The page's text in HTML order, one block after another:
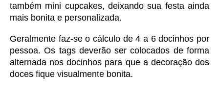
também mini cupcakes, deixando sua festa ainda
mais bonita e personalizada.
Geralmente faz-se o cálculo de 4 a 6 docinhos por
pessoa. Os tags deverão ser colocados de forma
alternada nos docinhos para que a decoração dos
doces fique visualmente bonita.